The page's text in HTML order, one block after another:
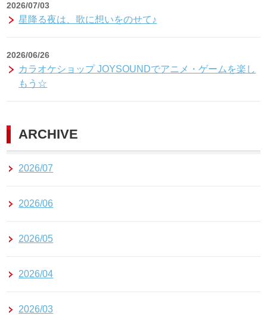
2026/07/03
星降る夜は、歌に想いをのせて♪
2026/06/26
カラオケショップ JOYSOUNDでアニメ・ゲームを楽し
もう☆
ARCHIVE
2026/07
2026/06
2026/05
2026/04
2026/03